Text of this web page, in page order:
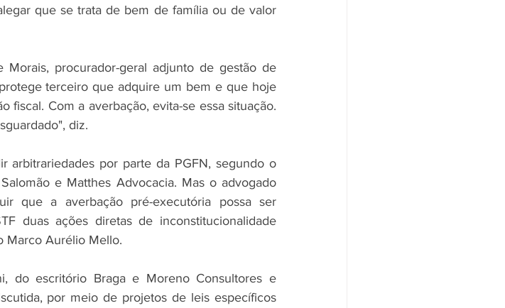
que se trata de bem de família ou de valor
procurador-geral adjunto de gestão de
terceiro que adquire um bem e que hoje
Com a averbação, evita-se essa situação.
diz.
arbitrariedades por parte da PGFN, segundo o
e Matthes Advocacia. Mas o advogado
que a averbação pré-executória possa ser
duas ações diretas de inconstitucionalidade
Marco Aurélio Mello.
do escritório Braga e Moreno Consultores e
por meio de projetos de leis específicos